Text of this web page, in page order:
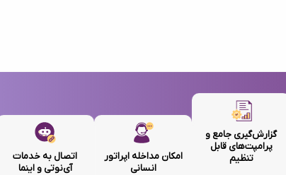
گزارش‌گیری جامع و
پرامپت‌های قابل
تنظیم
امکان مداخله اپراتور
انسانی
اتصال به خدمات
آی‌نوتی و اینما